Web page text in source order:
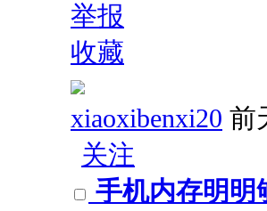
举报
收藏
xiaoxibenxi20 前
关注
手机内存明明